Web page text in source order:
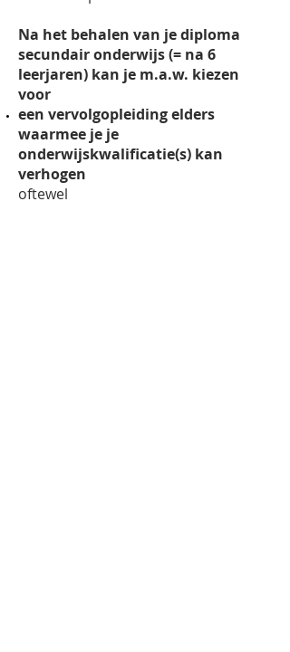
Na het behalen van je diploma
secundair onderwijs (= na 6
leerjaren) kan je m.a.w. kiezen
voor
een vervolgopleiding elders
waarmee je je
onderwijskwalificatie(s) kan
verhogen
oftewel